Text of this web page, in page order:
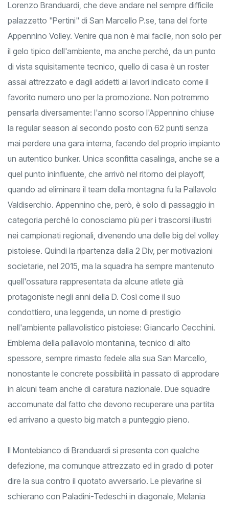
Trasferta non dura, bensì durissima per il la 1 Div/F di
Lorenzo Branduardi, che deve andare nel sempre difficile
palazzetto "Pertini" di San Marcello P.se, tana del forte
Appennino Volley. Venire qua non è mai facile, non solo per
il gelo tipico dell'ambiente, ma anche perché, da un punto
di vista squisitamente tecnico, quello di casa è un roster
assai attrezzato e dagli addetti ai lavori indicato come il
favorito numero uno per la promozione. Non potremmo
pensarla diversamente: l'anno scorso l'Appennino chiuse
la regular season al secondo posto con 62 punti senza
mai perdere una gara interna, facendo del proprio impianto
un autentico bunker. Unica sconfitta casalinga, anche se a
quel punto ininfluente, che arrivò nel ritorno dei playoff,
quando ad eliminare il team della montagna fu la Pallavolo
Valdiserchio. Appennino che, però, è solo di passaggio in
categoria perché lo conosciamo più per i trascorsi illustri
nei campionati regionali, divenendo una delle big del volley
pistoiese. Quindi la ripartenza dalla 2 Div, per motivazioni
societarie, nel 2015, ma la squadra ha sempre mantenuto
quell'ossatura rappresentata da alcune atlete già
protagoniste negli anni della D. Così come il suo
condottiero, una leggenda, un nome di prestigio
nell'ambiente pallavolistico pistoiese: Giancarlo Cecchini.
Emblema della pallavolo montanina, tecnico di alto
spessore, sempre rimasto fedele alla sua San Marcello,
nonostante le concrete possibilità in passato di approdare
in alcuni team anche di caratura nazionale. Due squadre
accomunate dal fatto che devono recuperare una partita
Il Montebianco di Branduardi si presenta con qualche
defezione, ma comunque attrezzato ed in grado di poter
dire la sua contro il quotato avversario. Le pievarine si